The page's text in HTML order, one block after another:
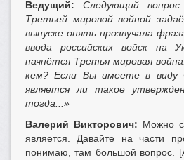
Ведущий:
Следующий
Третьей мировой войной
выпуске опять прозвучала
ввода российских войск на
начнётся Третья мировая
кем? Если Вы имеете в
является ли такое
тогда...»
Валерий Викторович: Можно
является. Давайте на части
понимаю, там большой вопрос.